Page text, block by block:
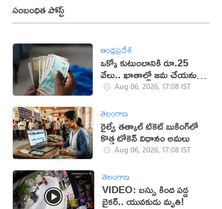
సంబంధిత పోస్ట్
ఆంధ్రప్రదేశ్
ఒక్కో కుటుంబానికి రూ.25
వేలు.. ఖాతాల్లో జ‌మ చేయ‌నున్న
ప్ర‌భుత్వం..!
Aug 06, 2026, 17:08 IST
తెలంగాణ
రైల్వే తత్కాల్ టికెట్ బుకింగ్‌లో
కొత్త టోకెన్ విధానం అమలు
Aug 06, 2026, 17:08 IST
తెలంగాణ
VIDEO: బస్సు కింద పడ్డ
బైకర్.. యువకుడు మృతి!